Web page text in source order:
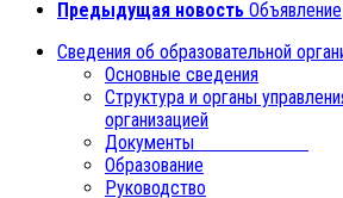
Предыдущая новость Объявление
Сведения об образовательной
Основные сведения
Структура и органы
организацией
Документы
Образование
Руководство